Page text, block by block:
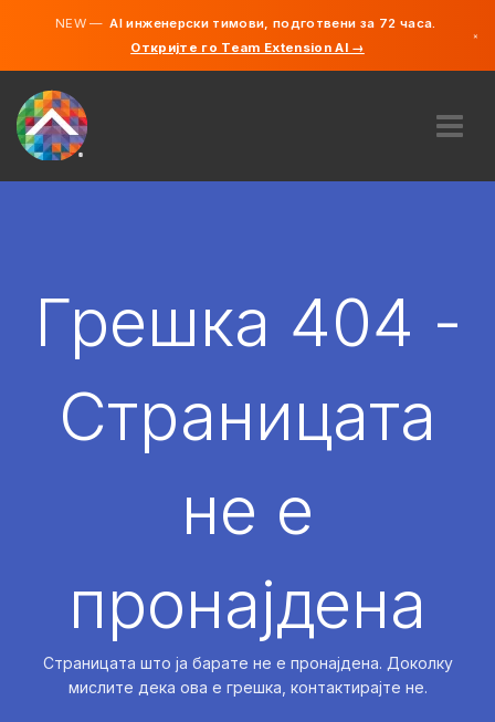
NEW —AI инженерски тимови, подготвени за 72 часа.
Откријте го Team Extension AI →
×
АНГАЖИРАЈ
Грешка 404 -
Страницата
не е
пронајдена
Страницата што ја барате не е пронајдена. Доколку
мислите дека ова е грешка, контактирајте не.